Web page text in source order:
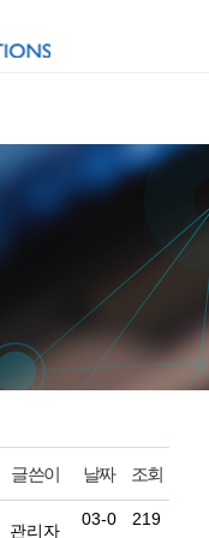
글쓴이 날짜 조회
관리자
03-0
219